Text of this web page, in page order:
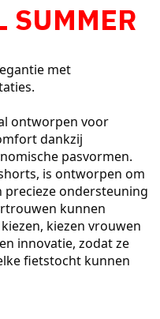
met
ontworpen voor
dankzij
pasvormen.
is ontworpen om
ondersteuning
kunnen
kiezen vrouwen
innovatie, zodat ze
fietstocht kunnen